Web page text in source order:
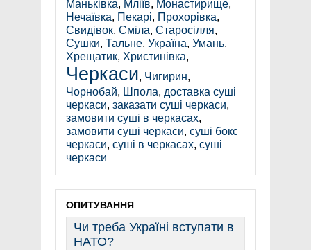
Маньківка, Мліїв, Монастирище,
Нечаївка, Пекарі, Прохорівка,
Свидівок, Сміла, Старосілля,
Сушки, Тальне, Україна, Умань,
Хрещатик, Христинівка,
Черкаси, Чигирин,
Чорнобай, Шпола, доставка суші
черкаси, заказати суші черкаси,
замовити суші в черкасах,
замовити суші черкаси, суші бокс
черкаси, суші в черкасах, суші
черкаси
ОПИТУВАННЯ
Чи треба Україні вступати в
НАТО?